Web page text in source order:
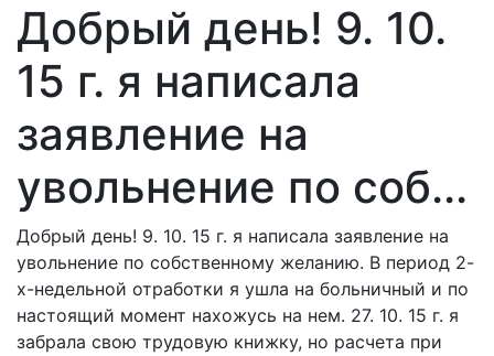
Добрый день! 9. 10.
15 г. я написала
заявление на
увольнение по соб...
Добрый день! 9. 10. 15 г. я написала заявление на
увольнение по собственному желанию. В период 2-
х-недельной отработки я ушла на больничный и по
настоящий момент нахожусь на нем. 27. 10. 15 г. я
забрала свою трудовую книжку, но расчета при